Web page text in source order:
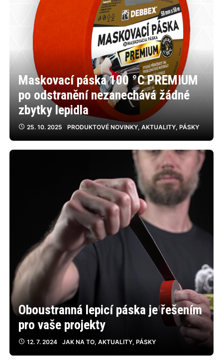
Maskovací páska 100 °C PREMIUM
po odstranění nezanechává žádné
zbytky lepidla
25. 10. 2025 PRODUKTOVÉ NOVINKY, AKTUALITY, PÁSKY
Oboustranná lepicí páska je řešením
pro vaše projekty
12. 7. 2024 JAK NA TO, AKTUALITY, PÁSKY